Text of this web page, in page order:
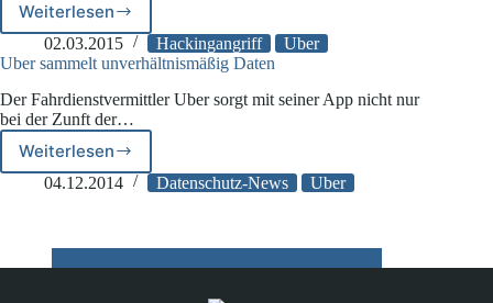
Weiterlesen
Uber:
Hackingangriff
auf
Fahrerdaten
02.03.2015 Hackingangriff
Uber
Uber sammelt unverhältnismäßig Daten
Der Fahrdienstvermittler Uber sorgt mit seiner App nicht nur
bei der Zunft der…
Weiterlesen
Uber
sammelt
04.12.2014 Datenschutz-News Uber